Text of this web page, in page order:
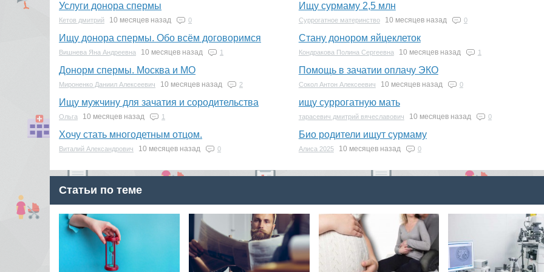
Услуги донора спермы
Кетов дмитрий 10 месяцев назад 0
Ищу сурмаму 2,5 млн
Суррогатное материнство 10 месяцев назад 0
Ищу донора спермы. Обо всём договоримся
Вишнева Яна Андреевна 10 месяцев назад 1
Стану донором яйцеклеток
Кондракова Полина Сергеевна 10 месяцев назад 1
Донорм спермы. Москва и МО
Мироненко Даниил Алексеевич 10 месяцев назад 2
Помощь в зачатии оплачу ЭКО
Сокол Антон Алексеевич 10 месяцев назад 0
Ищу мужчину для зачатия и сородительства
Ольга 10 месяцев назад 1
ищу суррогатную мать
тарасевич дмитрий вячеславович 10 месяцев назад 0
Хочу стать многодетным отцом.
Виталий Александрович 10 месяцев назад 0
Био родители ищут сурмаму
Алиса 2025 10 месяцев назад 0
Статьи по теме